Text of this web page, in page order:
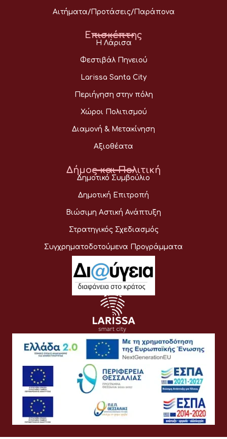
Αιτήματα/Προτάσεις/Παράπονα
Επισκέπτης
Η Λάρισα
Φεστιβάλ Πηνειού
Larissa Santa City
Περιήγηση στην πόλη
Χώροι Πολιτισμού
Διαμονή & Μετακίνηση
Αξιοθέατα
Δήμος και Πολιτική
Δημοτικό Συμβούλιο
Δημοτική Επιτροπή
Βιώσιμη Αστική Ανάπτυξη
Στρατηγικός Σχεδιασμός
Συγχρηματοδοτούμενα Προγράμματα